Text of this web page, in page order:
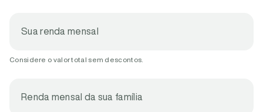
Sua renda mensal
Considere o valor total sem descontos.
Renda mensal da sua família